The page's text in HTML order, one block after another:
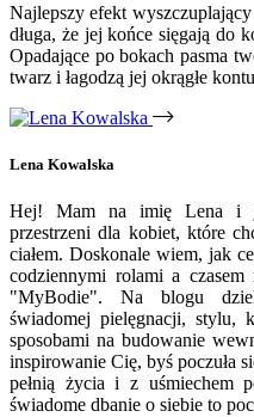
Najlepszy efekt
długa, że jej końce sięgają do
Opadające po bokach pasma
twarz i łagodzą jej okrągłe
Lena Kowalska
Hej! Mam na imię Lena i
przestrzeni dla kobiet, które
ciałem. Doskonale wiem, jak
codziennymi rolami a
"MyBodie". Na blogu
świadomej pielęgnacji, stylu,
sposobami na budowanie
inspirowanie Cię, byś poczuła
pełnią życia i z uśmiechem
świadome dbanie o siebie to